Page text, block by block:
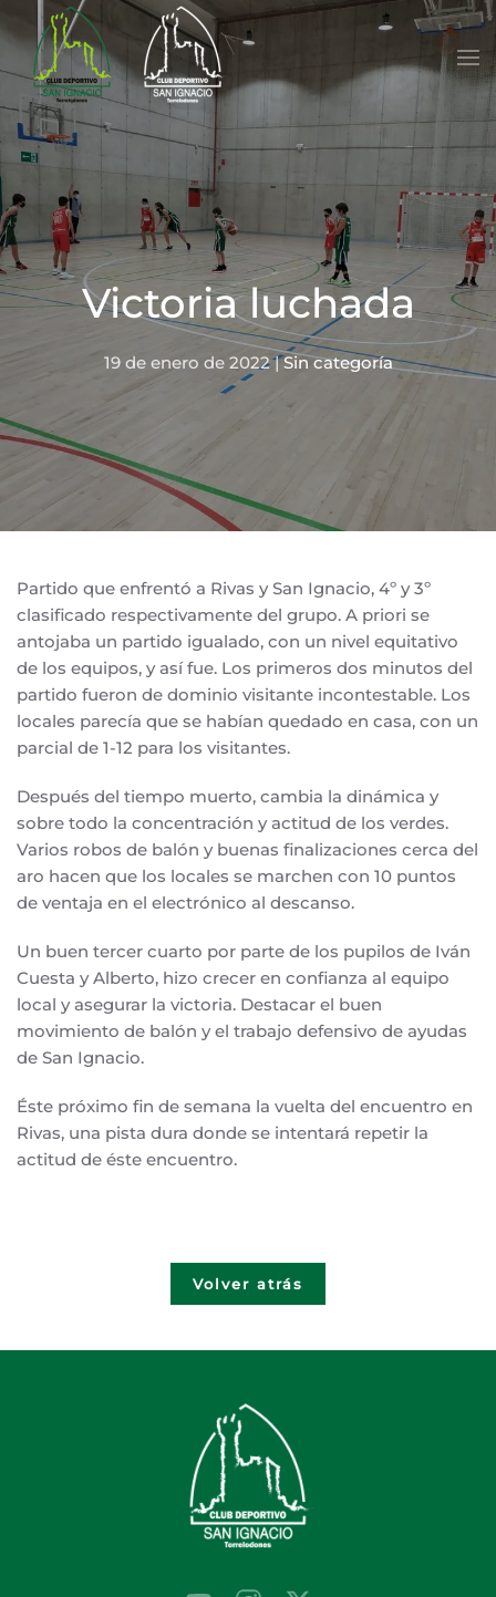
Skip to main content
Victoria luchada
19 de enero de 2022|Sin categoría
Partido que enfrentó a Rivas y San Ignacio, 4º y 3º
clasificado respectivamente del grupo. A priori se
antojaba un partido igualado, con un nivel equitativo
de los equipos, y así fue. Los primeros dos minutos del
partido fueron de dominio visitante incontestable. Los
locales parecía que se habían quedado en casa, con un
parcial de 1-12 para los visitantes.
Después del tiempo muerto, cambia la dinámica y
sobre todo la concentración y actitud de los verdes.
Varios robos de balón y buenas finalizaciones cerca del
aro hacen que los locales se marchen con 10 puntos
de ventaja en el electrónico al descanso.
Un buen tercer cuarto por parte de los pupilos de Iván
Cuesta y Alberto, hizo crecer en confianza al equipo
local y asegurar la victoria. Destacar el buen
movimiento de balón y el trabajo defensivo de ayudas
de San Ignacio.
Éste próximo fin de semana la vuelta del encuentro en
Rivas, una pista dura donde se intentará repetir la
actitud de éste encuentro.
Volver atrás